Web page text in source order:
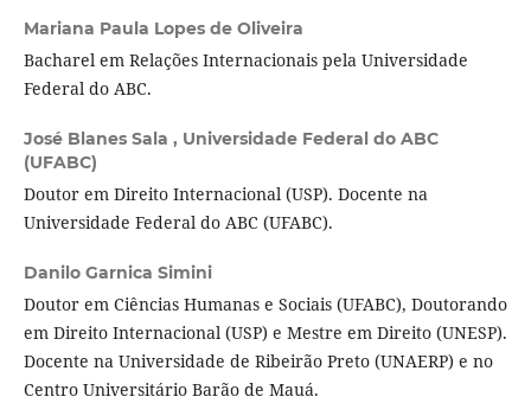
Mariana Paula Lopes de Oliveira
Bacharel em Relações Internacionais pela Universidade
Federal do ABC.
José Blanes Sala , Universidade Federal do ABC
(UFABC)
Doutor em Direito Internacional (USP). Docente na
Universidade Federal do ABC (UFABC).
Danilo Garnica Simini
Doutor em Ciências Humanas e Sociais (UFABC), Doutorando
em Direito Internacional (USP) e Mestre em Direito (UNESP).
Docente na Universidade de Ribeirão Preto (UNAERP) e no
Centro Universitário Barão de Mauá.